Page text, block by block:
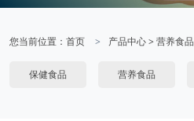
您当前位置： 首页 产品中心> 营养食品
保健食品 营养食品